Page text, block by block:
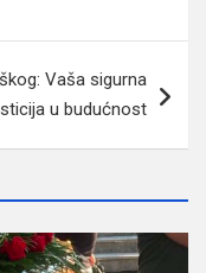
Vaša sigurna
u budućnost